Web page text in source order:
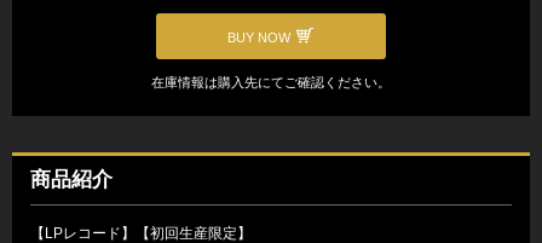
BUY NOW
在庫情報は購入先にてご確認ください。
商品紹介
【LPレコード】【初回生産限定】